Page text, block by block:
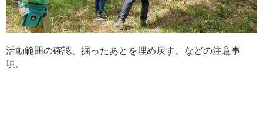
活動範囲の確認、掘ったあとを埋め戻す、などの注意事
項。